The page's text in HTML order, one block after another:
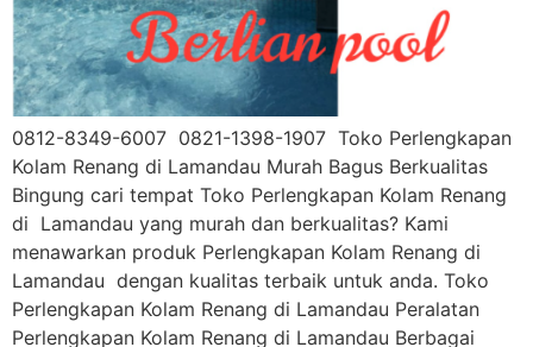
0812-8349-6007 0821-1398-1907 Toko Perlengkapan
Kolam Renang di Lamandau Murah Bagus Berkualitas
Bingung cari tempat Toko Perlengkapan Kolam Renang
di Lamandau yang murah dan berkualitas? Kami
menawarkan produk Perlengkapan Kolam Renang di
Lamandau dengan kualitas terbaik untuk anda. Toko
Perlengkapan Kolam Renang di Lamandau Peralatan
Perlengkapan Kolam Renang di Lamandau Berbagai